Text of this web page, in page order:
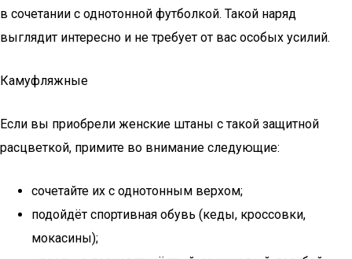
в сочетании с однотонной футболкой. Такой наряд
выглядит интересно и не требует от вас особых усилий.
Камуфляжные
Если вы приобрели женские штаны с такой защитной
расцветкой, примите во внимание следующие:
сочетайте их с однотонным верхом;
подойдёт спортивная обувь (кеды, кроссовки,
мокасины);